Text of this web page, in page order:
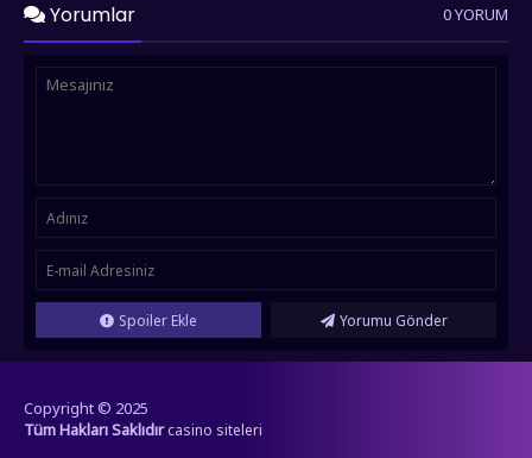
Yorumlar 0 YORUM
Spoiler Ekle Yorumu Gönder
Copyright © 2025
Tüm Hakları Saklıdır casino siteleri